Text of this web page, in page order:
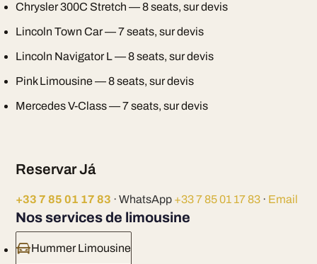
Chrysler 300C Stretch — 8 seats, sur devis
Lincoln Town Car — 7 seats, sur devis
Lincoln Navigator L — 8 seats, sur devis
Pink Limousine — 8 seats, sur devis
Mercedes V-Class — 7 seats, sur devis
Reservar Já
+33 7 85 01 17 83 · WhatsApp +33 7 85 01 17 83· Email
Nos services de limousine
Hummer Limousine